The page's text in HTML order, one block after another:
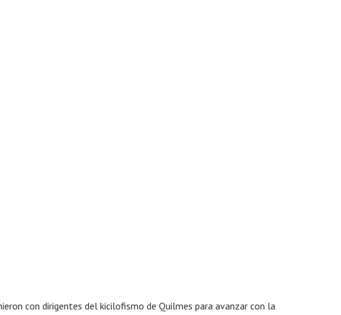
con dirigentes del kicilofismo de Quilmes para avanzar con la